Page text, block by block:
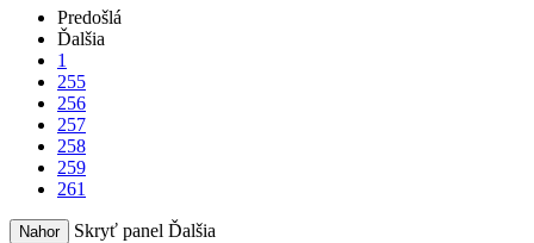
Predošlá
Ďalšia
1
255
256
257
258
259
261
Nahor Skryť panel Ďalšia